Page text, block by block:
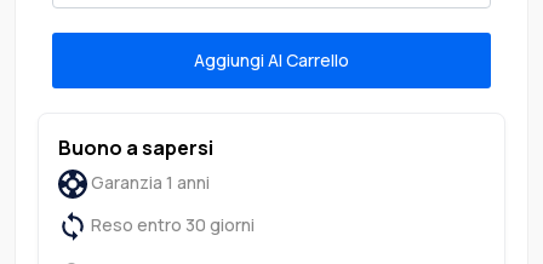
Aggiungi Al Carrello
Buono a sapersi
Garanzia 1 anni
Reso entro 30 giorni